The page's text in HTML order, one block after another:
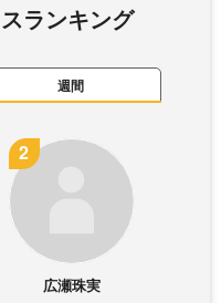
ランキング
週間
広瀬珠実